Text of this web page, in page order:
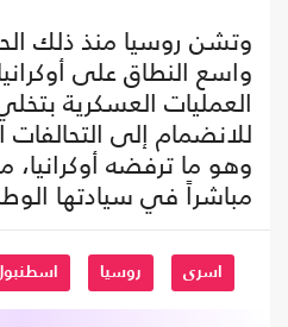
وتشن روسيا منذ ذلك
واسع النطاق على
العمليات العسكرية
للانضمام إلى التحالفات
وهو ما ترفضه أوكرانيا،
مباشراً في سيادتها
اسرى روسيا